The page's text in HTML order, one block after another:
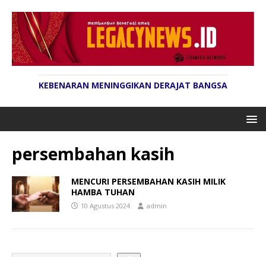
KEBENARAN MENINGGIKAN DERAJAT BANGSA
persembahan kasih
MENCURI PERSEMBAHAN KASIH MILIK
HAMBA TUHAN
10 Agustus 2024 admin